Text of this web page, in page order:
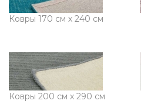
Ковры 170 см х 240 см
Ковры 200 см х 290 см